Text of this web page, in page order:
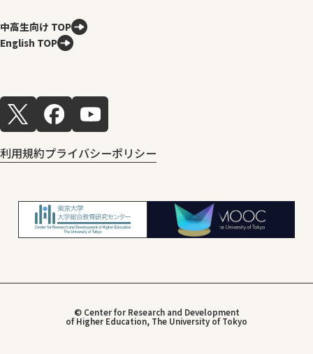
中高生向け TOP
English TOP
利用規約プライバシーポリシー
© Center for Research and Development
of Higher Education, The University of Tokyo